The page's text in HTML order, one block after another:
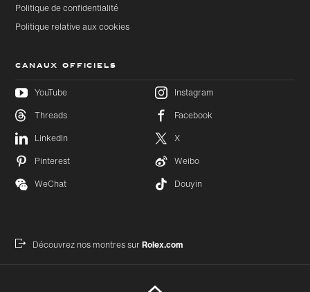
Accéder
au
contenu
principal
Accéder
de page
Politique de confidentialité
Politique relative aux cookies
CANAUX OFFICIELS
YouTube
Instagram
Threads
Facebook
LinkedIn
X
Pinterest
Weibo
WeChat
Douyin
Découvrez nos montres surRolex.com